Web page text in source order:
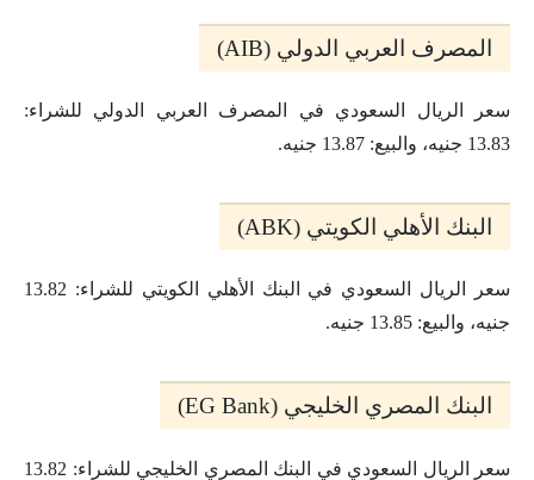
المصرف العربي الدولي (AIB)
سعر الريال السعودي في المصرف العربي الدولي للشراء:
13.83 جنيه، والبيع: 13.87 جنيه.
البنك الأهلي الكويتي (ABK)
سعر الريال السعودي في البنك الأهلي الكويتي للشراء: 13.82
جنيه، والبيع: 13.85 جنيه.
البنك المصري الخليجي (EG Bank)
سعر الريال السعودي في البنك المصري الخليجي للشراء: 13.82